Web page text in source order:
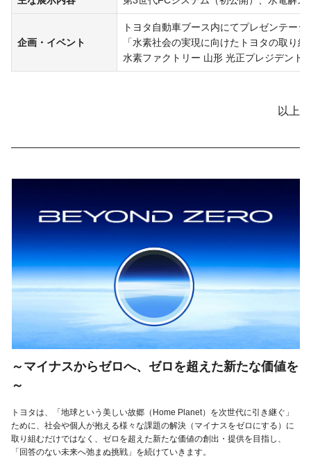
企画・イベント
トヨタ自動車ブース内にてプレゼンテーシ
「水素社会の実現に向けたトヨタの取り
水素ファクトリー 山形 光正プレジデント
以上
～マイナスからゼロへ、ゼロを超えた新たな価値を
～
トヨタは、「地球という美しい故郷（Home Planet）を次世代に引き継ぐ」
ために、社会や個人が抱える様々な課題の解決（マイナスをゼロにする）に
取り組むだけではなく、ゼロを超えた新たな価値の創出・提供を目指し、
「回答のない未来へ弛まぬ挑戦」を続けていきます。